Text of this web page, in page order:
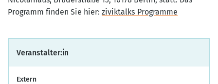
Programm finden Sie hier: ziviktalks Programme
Veranstalter:in
Extern